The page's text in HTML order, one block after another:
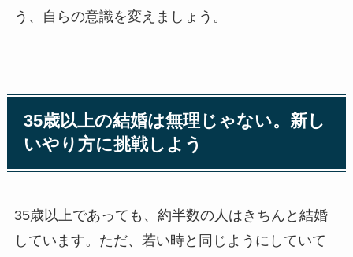
う、自らの意識を変えましょう。
35歳以上の結婚は無理じゃない。新し
いやり方に挑戦しよう
35歳以上であっても、約半数の人はきちんと結婚
しています。ただ、若い時と同じようにしていて